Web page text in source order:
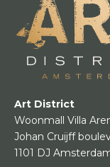
Art District
Woonmall Villa
Johan Cruijff
1101 DJ